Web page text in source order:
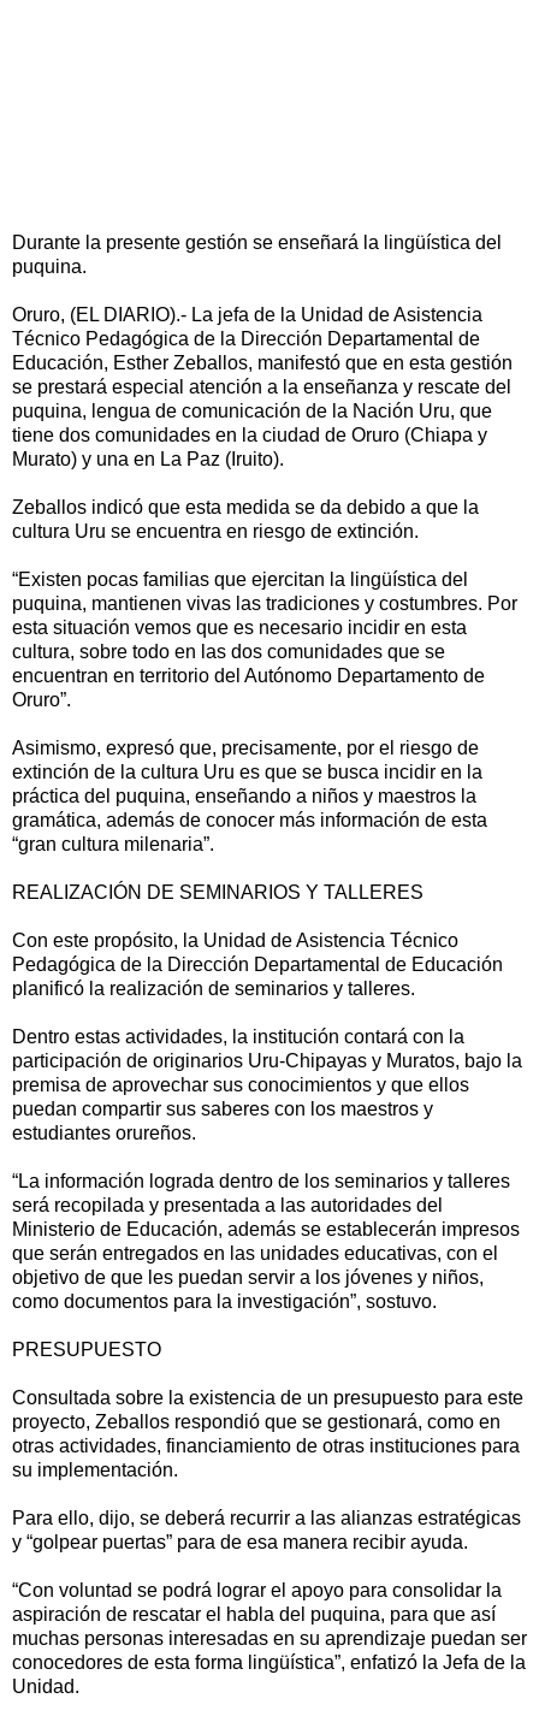
Durante la presente gestión se enseñará la lingüística del
puquina.
Oruro, (EL DIARIO).- La jefa de la Unidad de Asistencia
Técnico Pedagógica de la Dirección Departamental de
Educación, Esther Zeballos, manifestó que en esta gestión
se prestará especial atención a la enseñanza y rescate del
puquina, lengua de comunicación de la Nación Uru, que
tiene dos comunidades en la ciudad de Oruro (Chiapa y
Murato) y una en La Paz (Iruito).
Zeballos indicó que esta medida se da debido a que la
cultura Uru se encuentra en riesgo de extinción.
“Existen pocas familias que ejercitan la lingüística del
puquina, mantienen vivas las tradiciones y costumbres. Por
esta situación vemos que es necesario incidir en esta
cultura, sobre todo en las dos comunidades que se
encuentran en territorio del Autónomo Departamento de
Oruro”.
Asimismo, expresó que, precisamente, por el riesgo de
extinción de la cultura Uru es que se busca incidir en la
práctica del puquina, enseñando a niños y maestros la
gramática, además de conocer más información de esta
“gran cultura milenaria”.
REALIZACIÓN DE SEMINARIOS Y TALLERES
Con este propósito, la Unidad de Asistencia Técnico
Pedagógica de la Dirección Departamental de Educación
planificó la realización de seminarios y talleres.
Dentro estas actividades, la institución contará con la
participación de originarios Uru-Chipayas y Muratos, bajo la
premisa de aprovechar sus conocimientos y que ellos
puedan compartir sus saberes con los maestros y
estudiantes orureños.
“La información lograda dentro de los seminarios y talleres
será recopilada y presentada a las autoridades del
Ministerio de Educación, además se establecerán impresos
que serán entregados en las unidades educativas, con el
objetivo de que les puedan servir a los jóvenes y niños,
como documentos para la investigación”, sostuvo.
PRESUPUESTO
Consultada sobre la existencia de un presupuesto para este
proyecto, Zeballos respondió que se gestionará, como en
otras actividades, financiamiento de otras instituciones para
su implementación.
Para ello, dijo, se deberá recurrir a las alianzas estratégicas
y “golpear puertas” para de esa manera recibir ayuda.
“Con voluntad se podrá lograr el apoyo para consolidar la
aspiración de rescatar el habla del puquina, para que así
muchas personas interesadas en su aprendizaje puedan ser
conocedores de esta forma lingüística”, enfatizó la Jefa de la
Unidad.